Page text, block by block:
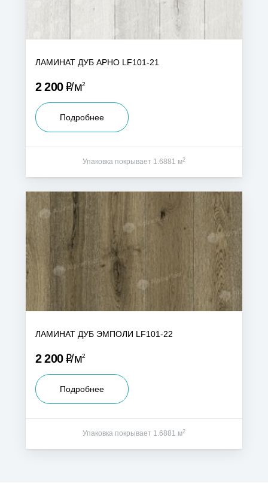
ЛАМИНАТ ДУБ АРНО LF101-21
2 200Р м2
Подробнее
Упаковка покрывает 1.6881 м2
ЛАМИНАТ ДУБ ЭМПОЛИ LF101-22
2 200Р м2
Подробнее
Упаковка покрывает 1.6881 м2